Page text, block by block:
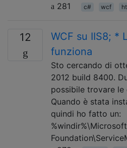
281
c# wcf
12
WCF su IIS8; *
funziona
Sto cercando di
2012 build 8400.
possibile trovare
Quando è stata
quindi ho fatto un: